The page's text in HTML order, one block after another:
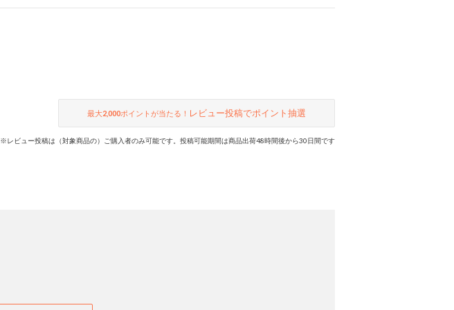
最大2,000ポイントが当たる！ レビュー投稿でポイント抽選
※レビュー投稿は（対象商品の）ご購入者のみ可能です。投稿可能期間は商品出荷48時間後から30日間です